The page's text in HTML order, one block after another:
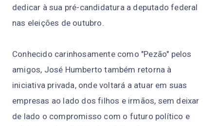
dedicar à sua pré-candidatura a deputado federal
nas eleições de outubro.
Conhecido carinhosamente como "Pezão" pelos
amigos, José Humberto também retorna à
iniciativa privada, onde voltará a atuar em suas
empresas ao lado dos filhos e irmãos, sem deixar
de lado o compromisso com o futuro político e